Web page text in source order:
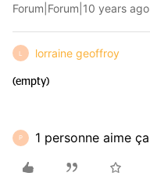
Forum|Forum|10 years ago
L lorraine geoffroy
(empty)
P 1 personne aime ça